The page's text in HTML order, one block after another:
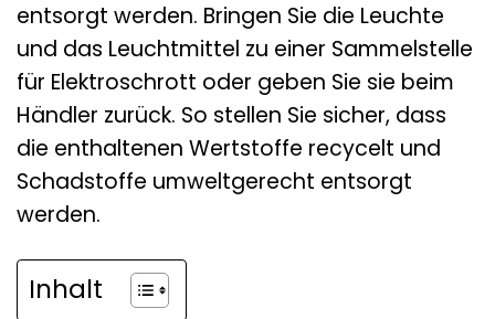
entsorgt werden. Bringen Sie die Leuchte
und das Leuchtmittel zu einer Sammelstelle
für Elektroschrott oder geben Sie sie beim
Händler zurück. So stellen Sie sicher, dass
die enthaltenen Wertstoffe recycelt und
Schadstoffe umweltgerecht entsorgt
werden.
Inhalt